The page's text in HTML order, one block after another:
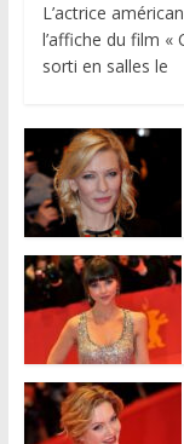
L’actrice
l’affiche du film «
sorti en salles le